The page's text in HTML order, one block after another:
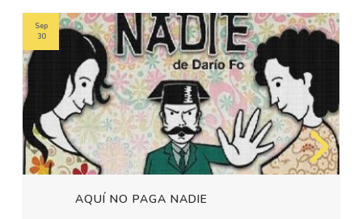
AQUÍ NO PAGA NADIE
Sep
30